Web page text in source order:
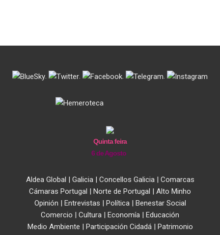
. . . .
Quinta feira
6 de Agosto
Aldea Global | Galicia| Concellos Galicia| Comarcas
Cámaras Portugal | Norte de Portugal | Alto Minho
Opinión | Entrevistas | Política| Benestar Social
Comercio | Cultura | Economía | Educación
Medio Ambiente | Participación Cidadá| Patrimonio